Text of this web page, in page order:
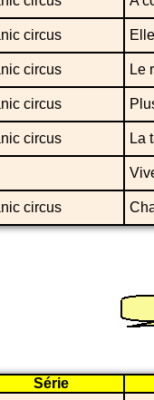
circus
circus Le
circus
circus La
circus
Série